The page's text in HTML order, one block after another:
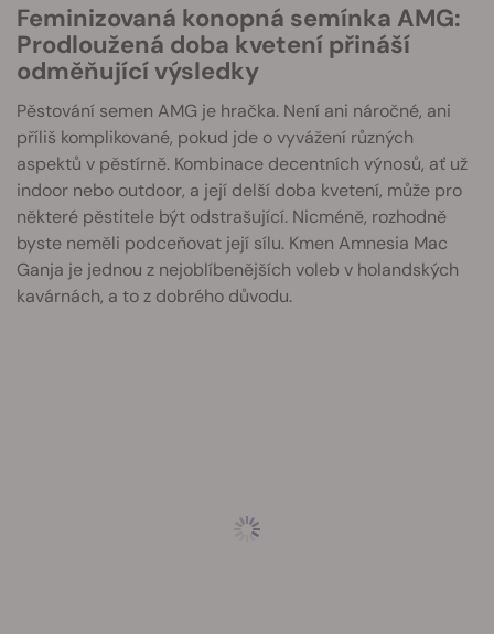
Feminizovaná konopná semínka AMG:
Prodloužená doba kvetení přináší
odměňující výsledky
Pěstování semen AMG je hračka. Není ani náročné, ani
příliš komplikované, pokud jde o vyvážení různých
aspektů v pěstírně. Kombinace decentních výnosů, ať už
indoor nebo outdoor, a její delší doba kvetení, může pro
některé pěstitele být odstrašující. Nicméně, rozhodně
byste neměli podceňovat její sílu. Kmen Amnesia Mac
Ganja je jednou z nejoblíbenějších voleb v holandských
kavárnách, a to z dobrého důvodu.